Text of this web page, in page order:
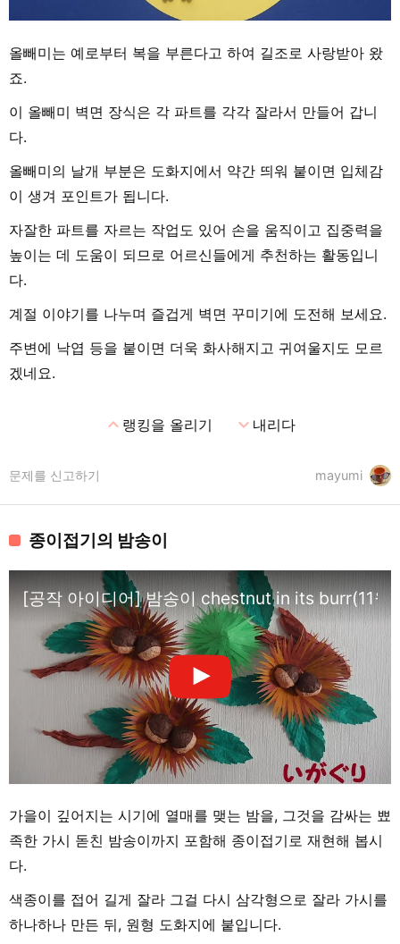
올빼미는 예로부터 복을 부른다고 하여 길조로 사랑받아 왔
죠.
이 올빼미 벽면 장식은 각 파트를 각각 잘라서 만들어 갑니
다.
올빼미의 날개 부분은 도화지에서 약간 띄워 붙이면 입체감
이 생겨 포인트가 됩니다.
자잘한 파트를 자르는 작업도 있어 손을 움직이고 집중력을
높이는 데 도움이 되므로 어르신들에게 추천하는 활동입니
다.
계절 이야기를 나누며 즐겁게 벽면 꾸미기에 도전해 보세요.
주변에 낙엽 등을 붙이면 더욱 화사해지고 귀여울지도 모르
겠네요.
expand_less랭킹을 올리기 expand_more내리다
mayumi
문제를 신고하기
종이접기의 밤송이
[공작 아이디어] 밤송이 chestnut in its burr(11월
가을이 깊어지는 시기에 열매를 맺는 밤을, 그것을 감싸는 뾰
족한 가시 돋친 밤송이까지 포함해 종이접기로 재현해 봅시
다.
색종이를 접어 길게 잘라 그걸 다시 삼각형으로 잘라 가시를
하나하나 만든 뒤, 원형 도화지에 붙입니다.